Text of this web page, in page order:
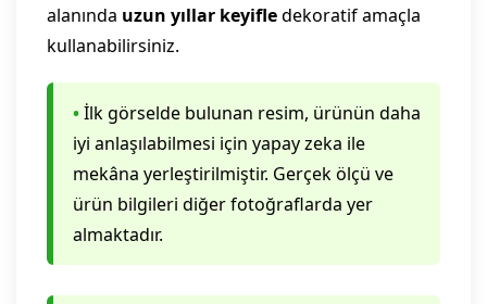
alanında uzun yıllar keyifledekoratif amaçla
kullanabilirsiniz.
•İlk görselde bulunan resim, ürünün daha
iyi anlaşılabilmesi için yapay zeka ile
mekâna yerleştirilmiştir. Gerçek ölçü ve
ürün bilgileri diğer fotoğraflarda yer
almaktadır.